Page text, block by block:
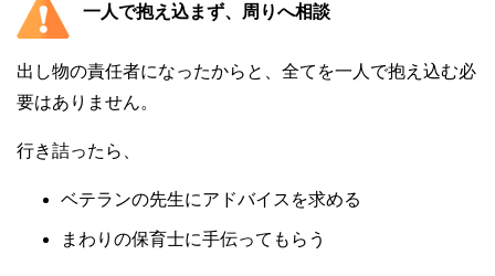
一人で抱え込まず、周りへ相談
出し物の責任者になったからと、全てを一人で抱え込む必
要はありません。
行き詰ったら、
ベテランの先生にアドバイスを求める
まわりの保育士に手伝ってもらう